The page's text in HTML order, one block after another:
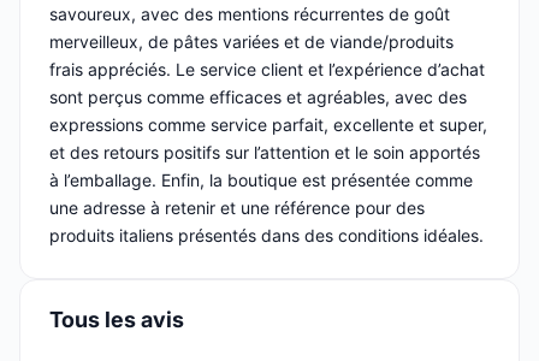
savoureux, avec des mentions récurrentes de goût
merveilleux, de pâtes variées et de viande/produits
frais appréciés. Le service client et l’expérience d’achat
sont perçus comme efficaces et agréables, avec des
expressions comme service parfait, excellente et super,
et des retours positifs sur l’attention et le soin apportés
à l’emballage. Enfin, la boutique est présentée comme
une adresse à retenir et une référence pour des
produits italiens présentés dans des conditions idéales.
Tous les avis